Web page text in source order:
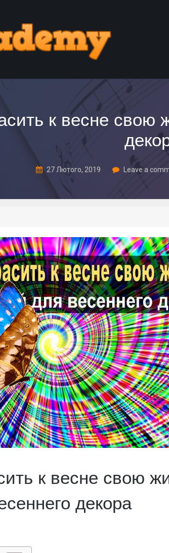
к весне свою
27 Лютого, 2019 Leave a
к весне свою
декора